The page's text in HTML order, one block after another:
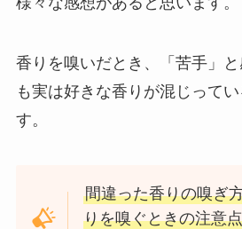
香りを嗅いだとき、「苦手」
も実は好きな香りが混じって
す。
間違った香りの嗅ぎ
りを嗅ぐときの注意